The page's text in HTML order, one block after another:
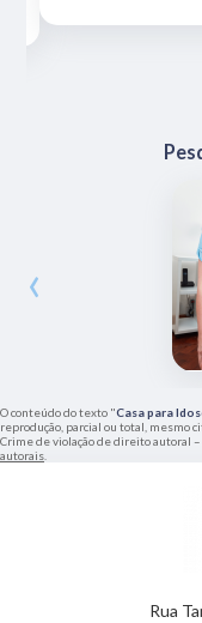
‹
O conteúdo do texto "Casa para
reprodução, parcial ou total, mesmo
Crime de violação de direito autoral
autorais
Rua